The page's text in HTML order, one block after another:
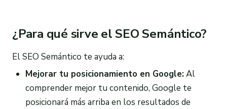
¿Para qué sirve el SEO Semántico?
El SEO Semántico te ayuda a:
Mejorar tu posicionamiento en Google:Al
comprender mejor tu contenido, Google te
posicionará más arriba en los resultados de